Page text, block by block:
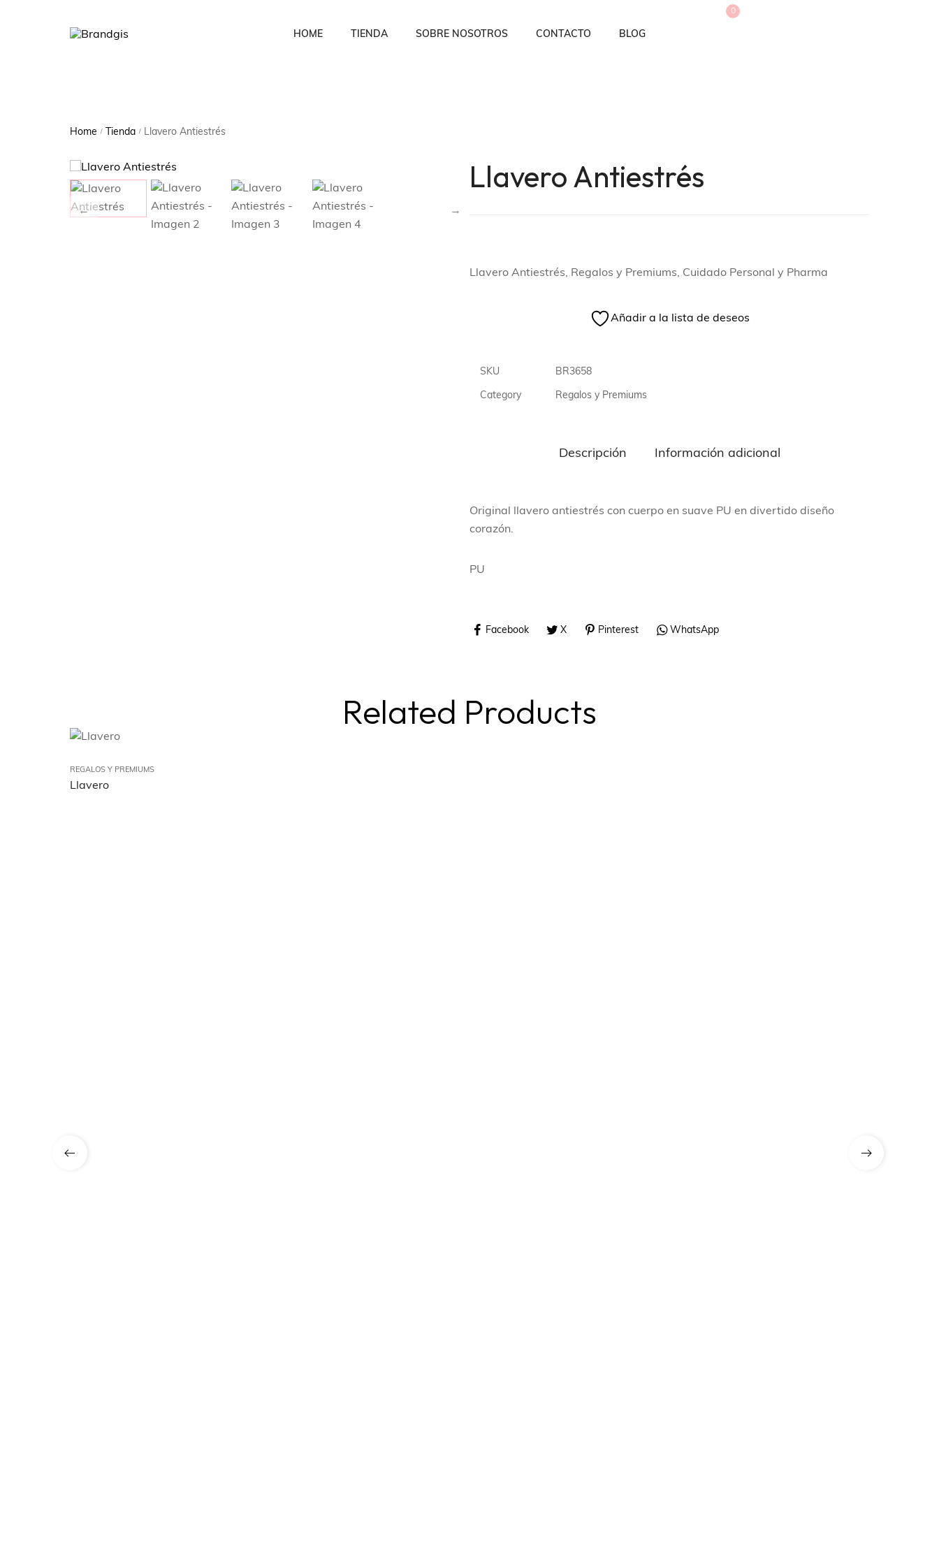
HOME TIENDA SOBRE NOSOTROS CONTACTO BLOG
0
Home / Tienda / Llavero Antiestrés
Llavero Antiestrés
Llavero Antiestrés, Regalos y Premiums, Cuidado Personal y Pharma
Añadir a la lista de deseos
SKU BR3658
Category Regalos y Premiums
Descripción Información adicional
Original llavero antiestrés con cuerpo en suave PU en divertido diseño
corazón.
PU
Facebook X Pinterest WhatsApp
Related Products
REGALOS Y PREMIUMS
Llavero